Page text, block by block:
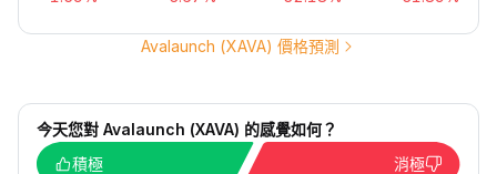
Avalaunch (XAVA) 價格預測
今天您對 Avalaunch (XAVA) 的感覺如何？
積極
消極